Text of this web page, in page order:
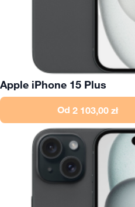
Apple iPhone 15 Plus
Od 2 103,00 zł